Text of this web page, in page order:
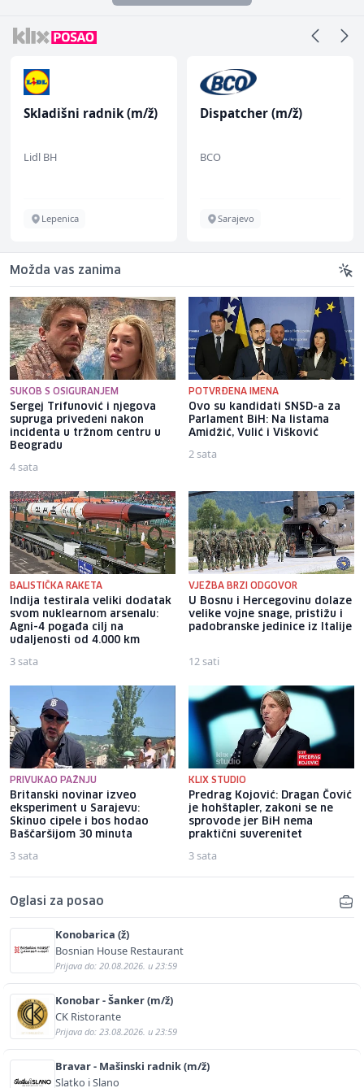
Skladišni radnik (m/ž)
Lidl BH
Lepenica
Dispatcher (m/ž)
BCO
Sarajevo
Možda vas zanima
SUKOB S OSIGURANJEM
Sergej Trifunović i njegova
supruga privedeni nakon
incidenta u tržnom centru u
Beogradu
4 sata
POTVRĐENA IMENA
Ovo su kandidati SNSD-a za
Parlament BiH: Na listama
Amidžić, Vulić i Višković
2 sata
BALISTIČKA RAKETA
Indija testirala veliki dodatak
svom nuklearnom arsenalu:
Agni-4 pogađa cilj na
udaljenosti od 4.000 km
3 sata
VJEŽBA BRZI ODGOVOR
U Bosnu i Hercegovinu dolaze
velike vojne snage, pristižu i
padobranske jedinice iz Italije
12 sati
PRIVUKAO PAŽNJU
Britanski novinar izveo
eksperiment u Sarajevu:
Skinuo cipele i bos hodao
Baščaršijom 30 minuta
3 sata
KLIX STUDIO
Predrag Kojović: Dragan Čović
je hohštapler, zakoni se ne
sprovode jer BiH nema
praktični suverenitet
3 sata
Oglasi za posao
Konobarica (ž)
Bosnian House Restaurant
Prijava do: 20.08.2026. u 23:59
Konobar - Šanker (m/ž)
CK Ristorante
Prijava do: 23.08.2026. u 23:59
Bravar - Mašinski radnik (m/ž)
Slatko i Slano